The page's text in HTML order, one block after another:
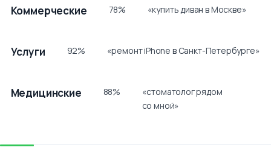
Тип
Доля
Пример
Коммерческие 78% «купить диван в Москве»
Услуги 92% «ремонт iPhone в Санкт-Петербурге»
Медицинские 88%
«стоматолог рядом
со мной»